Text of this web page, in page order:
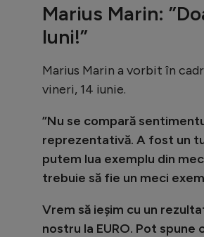
Marius Marin:
luni!”
Marius Marin a vorbit în
vineri, 14 iunie.
”Nu se compară
reprezentativă. A fost un
putem lua exemplu din
trebuie să fie un meci
Vrem să ieșim cu un
nostru la EURO. Pot